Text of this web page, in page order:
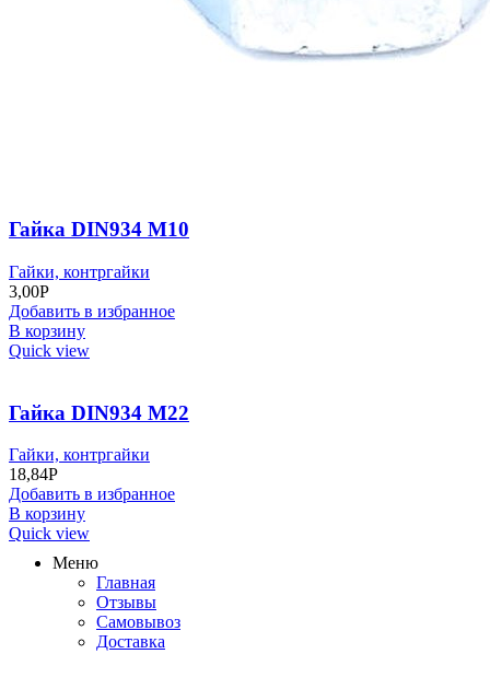
Гайка DIN934 M10
Гайки, контргайки
3,00Р
Добавить в избранное
В корзину
Quick view
Гайка DIN934 M22
Гайки, контргайки
18,84Р
Добавить в избранное
В корзину
Quick view
Меню
Главная
Отзывы
Самовывоз
Доставка